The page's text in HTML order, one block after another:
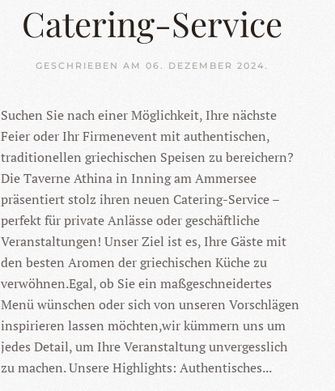
Catering-Service
GESCHRIEBEN AM 06. DEZEMBER 2024.
Suchen Sie nach einer Möglichkeit, Ihre nächste
Feier oder Ihr Firmenevent mit authentischen,
traditionellen griechischen Speisen zu bereichern?
Die Taverne Athina in Inning am Ammersee
präsentiert stolz ihren neuen Catering-Service –
perfekt für private Anlässe oder geschäftliche
Veranstaltungen! Unser Ziel ist es, Ihre Gäste mit
den besten Aromen der griechischen Küche zu
verwöhnen.Egal, ob Sie ein maßgeschneidertes
Menü wünschen oder sich von unseren Vorschlägen
inspirieren lassen möchten,wir kümmern uns um
jedes Detail, um Ihre Veranstaltung unvergesslich
zu machen. Unsere Highlights: Authentisches...